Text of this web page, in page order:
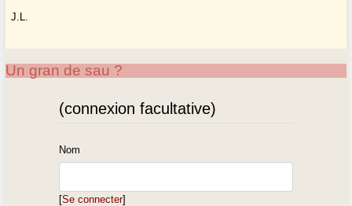
J.L.
Un gran de sau ?
(connexion facultative)
Nom
[Se connecter]